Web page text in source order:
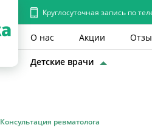
Круглосуточная запись по
О нас Акции
Детские врачи
Консультация ревматолога